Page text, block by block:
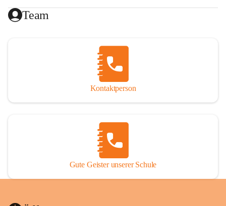
psychische Gesundheit)
Erasmus (internationale Projekte)
MIN(K)T (Mathematik- Informatik-
Naturwissenschaften- (Kunst)- Technik)
Das Förderkonzept der VS St. Nikolai ob Drassling setzt
sich aus folgenden Elementen zusammen:
Team
Kontaktperson
Gute Geister unserer Schule